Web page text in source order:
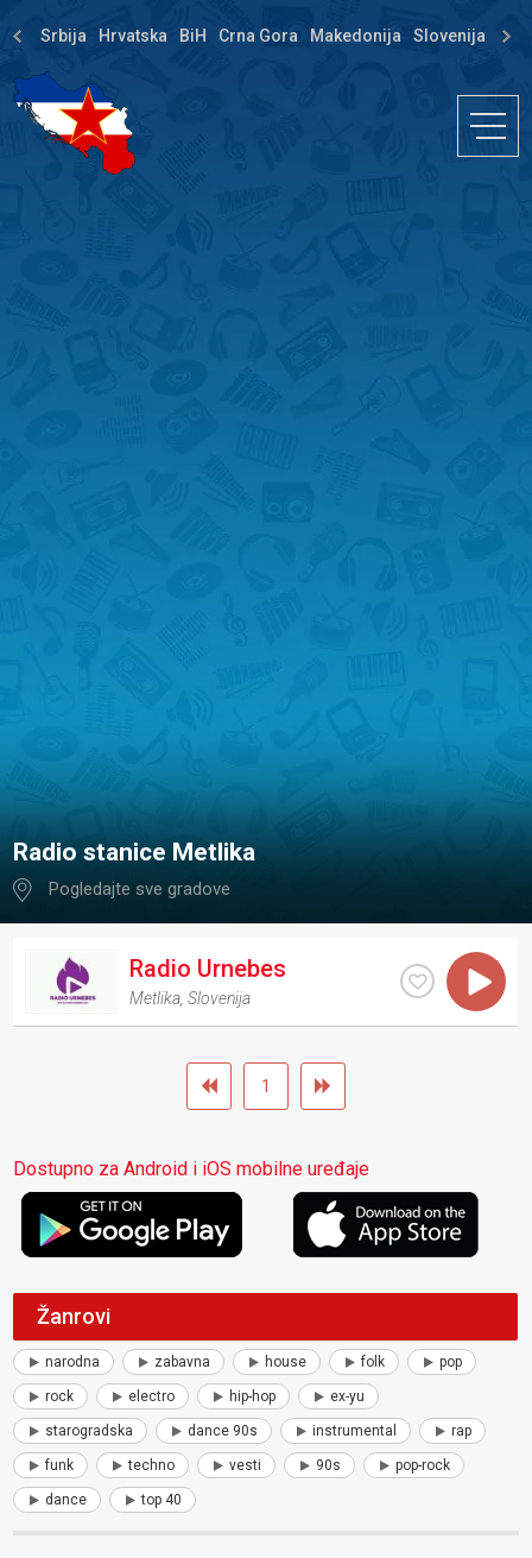
Srbija Hrvatska BiH Crna Gora Makedonija Slovenija
Radio stanice Metlika
Pogledajte sve gradove
Radio Urnebes
Metlika ,Slovenija
1
Dostupno za Android i iOS mobilne uređaje
Žanrovi
narodna zabavna house folk pop
rock electro hip-hop ex-yu
starogradska dance 90s instrumental rap
funk techno vesti 90s pop-rock
dance top 40